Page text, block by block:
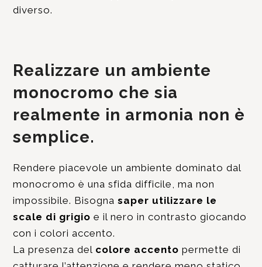
diverso.
Realizzare un ambiente
monocromo che sia
realmente in armonia non è
semplice.
Rendere piacevole un ambiente dominato dal
monocromo è una sfida difficile, ma non
impossibile. Bisognasaper utilizzare le
scale di grigio e il nero in contrasto giocando
con i colori accento.
La presenza del colore accento permette di